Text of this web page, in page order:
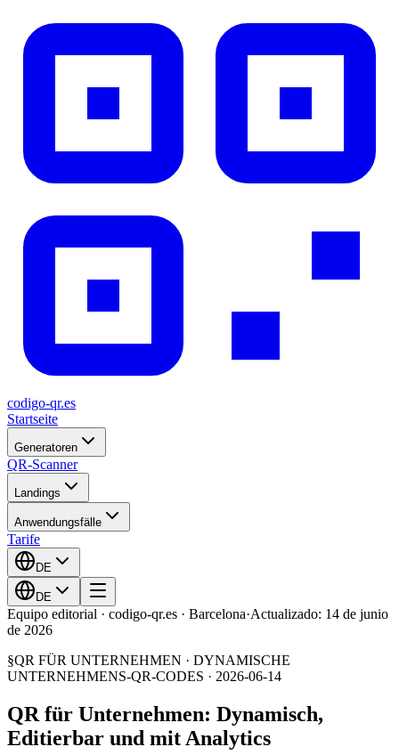
codigo-qr.es
Startseite
Generatoren
QR-Scanner
Landings
Anwendungsfälle
Tarife
DE
DE
Equipo editorial · codigo-qr.es · Barcelona·Actualizado: 14 de junio
de 2026
§QR FÜR UNTERNEHMEN · DYNAMISCHE
UNTERNEHMENS-QR-CODES · 2026-06-14
QR für Unternehmen: Dynamisch,
Editierbar und mit Analytics